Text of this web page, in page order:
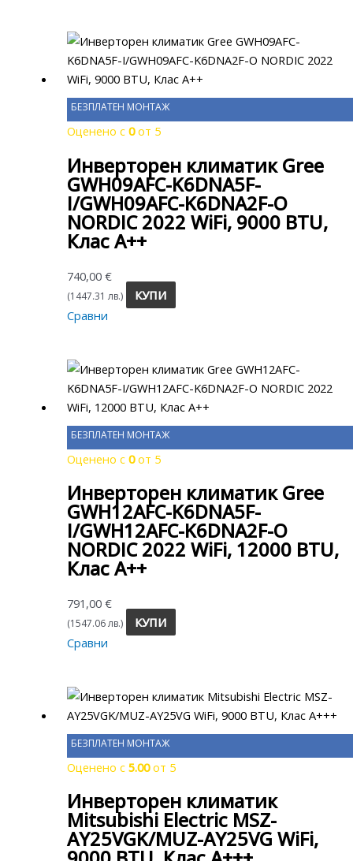
БЕЗПЛАТЕН МОНТАЖ
Оценено с0от 5
Инверторен климатик Gree
GWH09AFC-K6DNA5F-
I/GWH09AFC-K6DNA2F-O
NORDIC 2022 WiFi, 9000 BTU,
Клас A++
740,00€
(1447.31 лв.)
КУПИ
Сравни
БЕЗПЛАТЕН МОНТАЖ
Оценено с0от 5
Инверторен климатик Gree
GWH12AFC-K6DNA5F-
I/GWH12AFC-K6DNA2F-O
NORDIC 2022 WiFi, 12000 BTU,
Клас A++
791,00€
(1547.06 лв.)
КУПИ
Сравни
БЕЗПЛАТЕН МОНТАЖ
Оценено с5.00от 5
Инверторен климатик
Mitsubishi Electric MSZ-
AY25VGK/MUZ-AY25VG WiFi,